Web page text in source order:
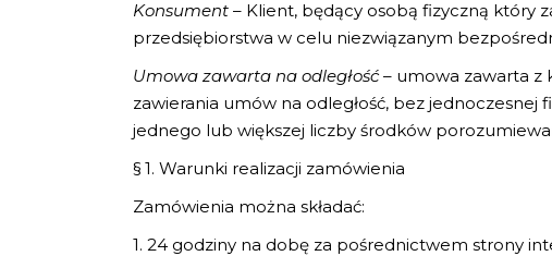
Konsument – Klient, będący osobą fizyczną który
przedsiębiorstwa w celu niezwiązanym
Umowa zawarta na odległość– umowa zawarta z
zawierania umów na odległość, bez
jednego lub większej liczby środków
§ 1. Warunki realizacji zamówienia
Zamówienia można składać:
1. 24 godziny na dobę za pośrednictwem strony